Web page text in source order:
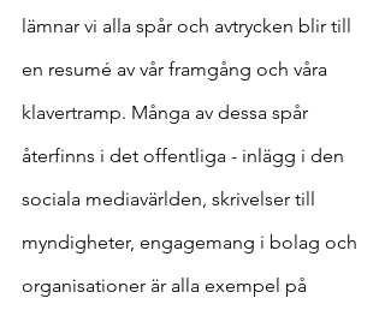
lämnar vi alla spår och avtrycken blir till
en resumé av vår framgång och våra
klavertramp. Många av dessa spår
återfinns i det offentliga - inlägg i den
sociala mediavärlden, skrivelser till
myndigheter, engagemang i bolag och
organisationer är alla exempel på